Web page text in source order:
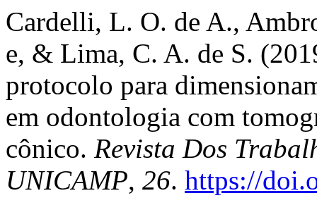
Cardelli, L. O. de A.,
e, & Lima, C. A. de S.
protocolo para
em odontologia com
cônico. Revista Dos
UNICAMP, 26. https://